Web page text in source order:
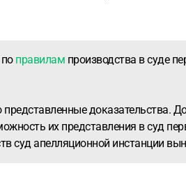
правилам производства в суде
доказательства.
их представления в суд
суд апелляционной инстанции